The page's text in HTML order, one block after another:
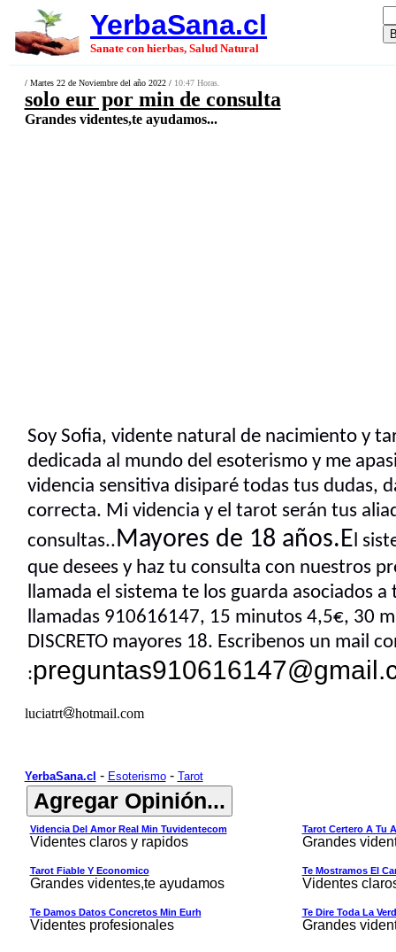
YerbaSana.cl
Sanate con hierbas, Salud Natural
/ Martes 22 de Noviembre del año 2022 / 10:47 Horas.
solo eur por min de consulta
Grandes videntes,te ayudamos...
Soy Sofia, vidente natural de nacimiento y
dedicada al mundo del esoterismo y me
videncia sensitiva disiparé todas tus dudas,
correcta. Mi videncia y el tarot serán tus
consultas..Mayores de 18 años.El
que desees y haz tu consulta con nuestros
llamada el sistema te los guarda asociados
llamadas 910616147, 15 minutos 4,5€, 30
DISCRETO mayores 18. Escribenos un mail
:
luciatrt hotmail.com
YerbaSana.cl - Esoterismo- Tarot
Videncia Del Amor Real Min Tuvidentecom
Videntes claros y rapidos
Tarot Certero A Tu
Grandes
Tarot Fiable Y Economico
Grandes videntes,te ayudamos
Te Mostramos El
Videntes
Te Damos Datos Concretos Min Eurh
Videntes profesionales
Te Dire Toda La
Grandes